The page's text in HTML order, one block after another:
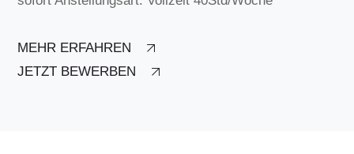
MEHR ERFAHREN
JETZT BEWERBEN